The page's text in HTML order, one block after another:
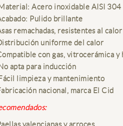
Material: Acero inoxidable AISI 304
Pulido brillante
remachadas, resistentes al calor
uniforme del calor
con gas, vitrocerámica y
No apta para inducción
Fácil limpieza y mantenimiento
nacional, marca El Cid